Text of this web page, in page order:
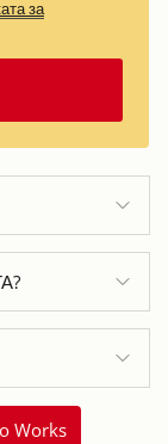
за
Works